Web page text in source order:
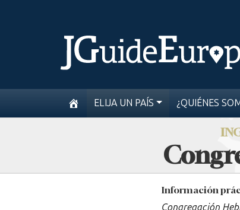
ELIJA UN PAÍS ¿QUIÉNES
Información
Congregación